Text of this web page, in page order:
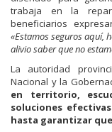
trabaja en la
beneficiarios
«Estamos seguros aquí,
alivio saber que no
La autoridad
Nacional y la
en territorio,
soluciones
hasta garantizar